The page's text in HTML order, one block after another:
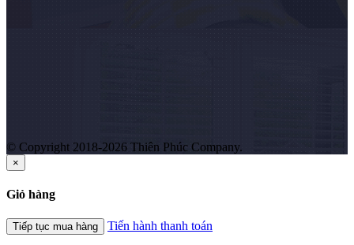
© Copyright 2018-2026 Thiên Phúc Company.
×
Giỏ hàng
Tiếp tục mua hàng Tiến hành thanh toán